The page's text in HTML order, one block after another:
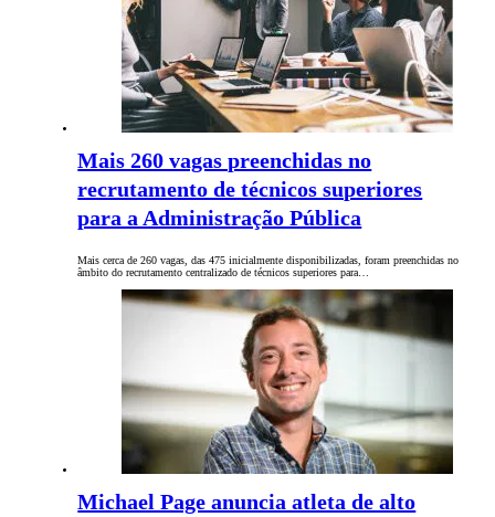
Mais 260 vagas preenchidas no
recrutamento de técnicos superiores
para a Administração Pública
Mais cerca de 260 vagas, das 475 inicialmente disponibilizadas, foram preenchidas no
âmbito do recrutamento centralizado de técnicos superiores para…
Michael Page anuncia atleta de alto